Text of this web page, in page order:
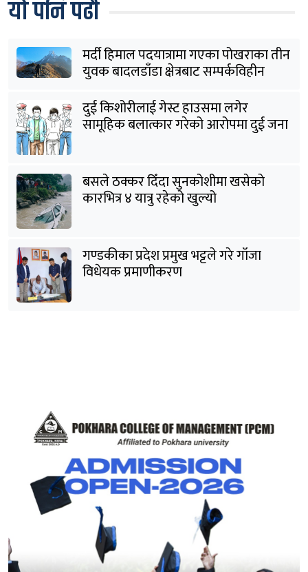
यो पनि पढौँ
मर्दी हिमाल पदयात्रामा गएका पोखराका तीन
युवक बादलडाँडा क्षेत्रबाट सम्पर्कविहीन
दुई किशोरीलाई गेस्ट हाउसमा लगेर
सामूहिक बलात्कार गरेको आरोपमा दुई जना
पक्राउ
बसले ठक्कर दिँदा सुनकोशीमा खसेकाे
कारभित्र ४ यात्रु रहेको खुल्यो
गण्डकीका प्रदेश प्रमुख भट्टले गरे गाँजा
विधेयक प्रमाणीकरण